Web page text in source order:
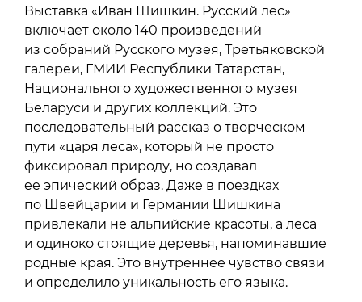
Выставка «Иван Шишкин. Русский лес»
включает около 140 произведений
из собраний Русского музея, Третьяковской
галереи, ГМИИ Республики Татарстан,
Национального художественного музея
Беларуси и других коллекций. Это
последовательный рассказ о творческом
пути «царя леса», который не просто
фиксировал природу, но создавал
ее эпический образ. Даже в поездках
по Швейцарии и Германии Шишкина
привлекали не альпийские красоты, а леса
и одиноко стоящие деревья, напоминавшие
родные края. Это внутреннее чувство связи
и определило уникальность его языка.